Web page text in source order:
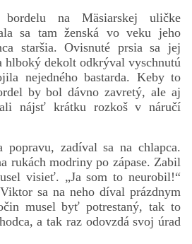
na Mäsiarskej uličke
sa tam ženská vo veku jeho
staršia. Ovisnuté prsia sa jej
hlboký dekolt odkrýval vyschnutú
nejedného bastarda. Keby to
by bol dávno zavretý, ale aj
nájsť krátku rozkoš v náručí
zadíval sa na chlapca.
rukách modriny po zápase. Zabil
visieť. „Ja som to neurobil!“
sa na neho díval prázdnym
musel byť potrestaný, tak to
a tak raz odovzdá svoj úrad